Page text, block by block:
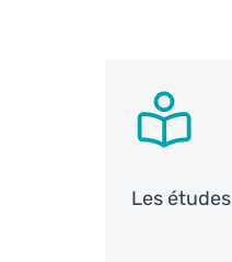
SVG
Les études